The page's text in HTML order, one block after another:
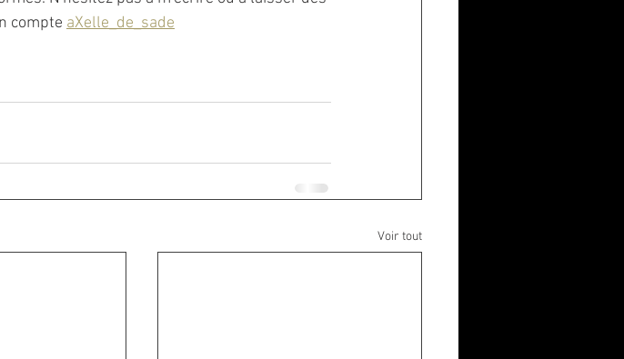
compte aXelle_de_sade
Voir tout